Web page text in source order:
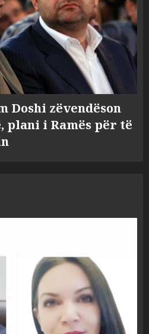
Doshi zëvendëson
plani i Ramës për të